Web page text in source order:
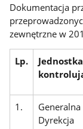
Dokumentacja
zewnętrzne w
Lp.
Jednostka
1.
Generalna
Dyrekcja